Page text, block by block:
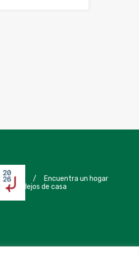
/
Encuentra un hogar
lejos de casa